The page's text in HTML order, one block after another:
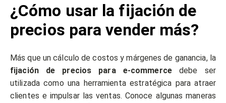
¿Cómo usar la fijación de
precios para vender más?
Más que un cálculo de costos y márgenes de ganancia, la
fijación de precios para e-commercedebe ser
utilizada como una herramienta estratégica para atraer
clientes e impulsar las ventas. Conoce algunas maneras